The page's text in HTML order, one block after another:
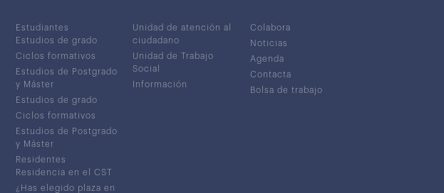
Estudiantes
Estudios de grado
Ciclos formativos
Estudios de Postgrado
y Máster
Estudios de grado
Ciclos formativos
Estudios de Postgrado
y Máster
Residentes
Residencia en el CST
¿Has elegido plaza en
Unidad de atención al
ciudadano
Unidad de Trabajo
Social
Información
Colabora
Noticias
Agenda
Contacta
Bolsa de trabajo